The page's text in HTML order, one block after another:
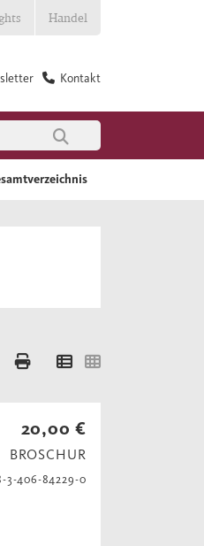
Handel
Kontakt
20,00 €
BROSCHUR
3-406-84229-0